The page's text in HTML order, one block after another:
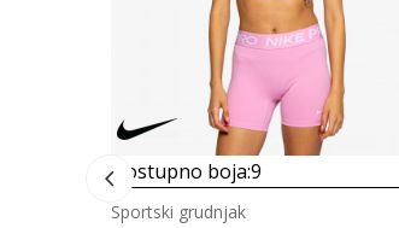
Dostupno boja:9
Sportski grudnjak